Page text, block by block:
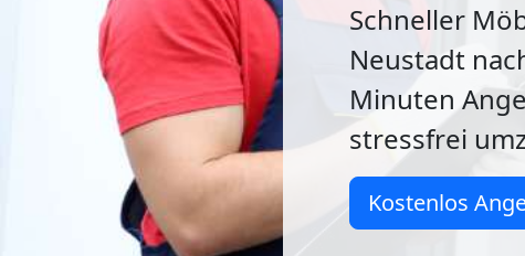
Schneller
Neustadt
Minuten
stressfrei
Kostenlos